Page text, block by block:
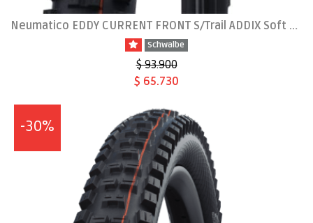
Neumatico EDDY CURRENT FRONT S/Trail ADDIX Soft 29x2.6
Schwalbe
$ 93.900
$ 65.730
-30%